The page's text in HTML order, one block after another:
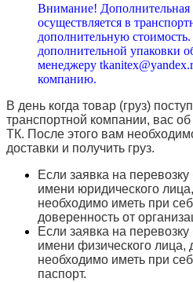
Внимание! Дополнительная
осуществляется в
дополнительную
дополнительной упаковки
менеджеру
компанию.
В день когда товар (груз)
транспортной компании, вас
ТК. После этого вам
доставки и получить груз.
Если заявка на
имени юридического
необходимо иметь при
доверенность от
Если заявка на
имени физического лица,
необходимо иметь при
паспорт.